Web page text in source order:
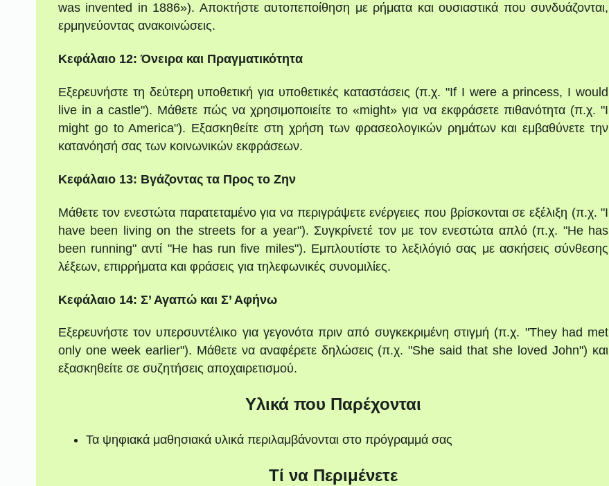
was invented in 1886»). Αποκτήστε αυτοπεποίθηση με ρήματα και ουσιαστικά που συνδυάζονται,
ερμηνεύοντας ανακοινώσεις.
Κεφάλαιο 12: Όνειρα και Πραγματικότητα
Εξερευνήστε τη δεύτερη υποθετική για υποθετικές καταστάσεις (π.χ. "If I were a princess, I would
live in a castle"). Μάθετε πώς να χρησιμοποιείτε το «might» για να εκφράσετε πιθανότητα (π.χ. "I
might go to America"). Εξασκηθείτε στη χρήση των φρασεολογικών ρημάτων και εμβαθύνετε την
κατανόησή σας των κοινωνικών εκφράσεων.
Κεφάλαιο 13: Βγάζοντας τα Προς το Ζην
Μάθετε τον ενεστώτα παρατεταμένο για να περιγράψετε ενέργειες που βρίσκονται σε εξέλιξη (π.χ. "I
have been living on the streets for a year"). Συγκρίνετέ τον με τον ενεστώτα απλό (π.χ. "He has
been running" αντί "He has run five miles"). Εμπλουτίστε το λεξιλόγιό σας με ασκήσεις σύνθεσης
λέξεων, επιρρήματα και φράσεις για τηλεφωνικές συνομιλίες.
Κεφάλαιο 14: Σ’ Αγαπώ και Σ’ Αφήνω
Εξερευνήστε τον υπερσυντέλικο για γεγονότα πριν από συγκεκριμένη στιγμή (π.χ. "They had met
only one week earlier"). Μάθετε να αναφέρετε δηλώσεις (π.χ. "She said that she loved John") και
εξασκηθείτε σε συζητήσεις αποχαιρετισμού.
Υλικά που Παρέχονται
Τα ψηφιακά μαθησιακά υλικά περιλαμβάνονται στο πρόγραμμά σας
Τί να Περιμένετε